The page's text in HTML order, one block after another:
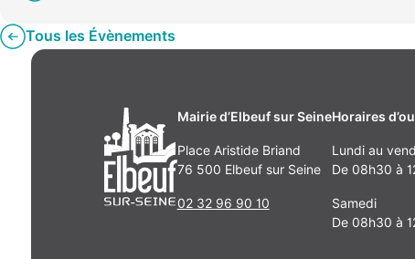
Tous les Évènements
Mairie d’Elbeuf sur Seine
Place Aristide Briand
76 500 Elbeuf sur Seine
02 32 96 90 10
Horaires
Lundi au
De 08h30 à
Samedi
De 08h30 à